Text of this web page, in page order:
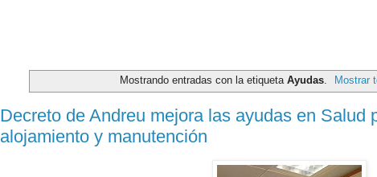
Mostrando entradas con la etiqueta Ayudas. Mostrar
Decreto de Andreu mejora las ayudas en Salud
alojamiento y manutención